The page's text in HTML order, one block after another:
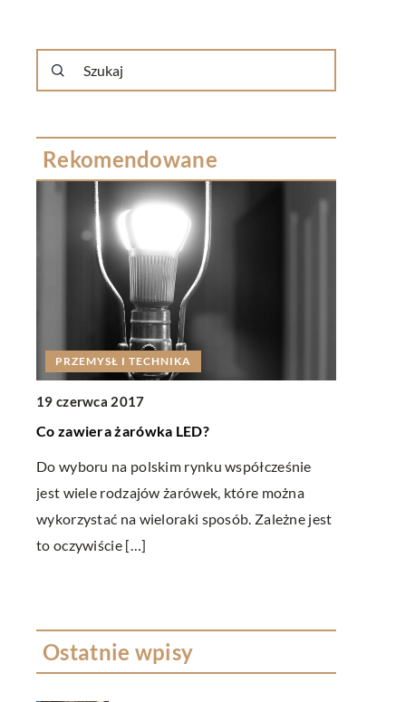
Rekomendowane
PRZEMYSŁ I TECHNIKA
19 czerwca 2017
Co zawiera żarówka LED?
Do wyboru na polskim rynku współcześnie
jest wiele rodzajów żarówek, które można
wykorzystać na wieloraki sposób. Zależne jest
to oczywiście […]
Ostatnie wpisy